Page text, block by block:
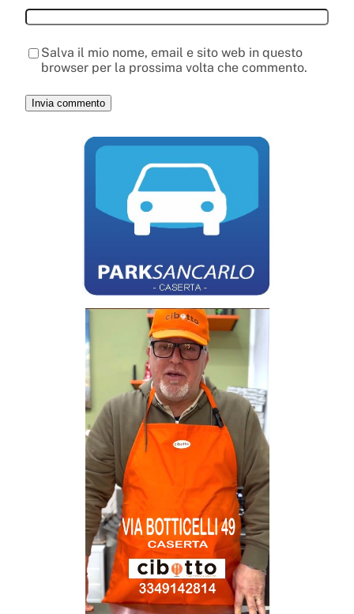
Salva il mio nome, email e sito web in questo
browser per la prossima volta che commento.